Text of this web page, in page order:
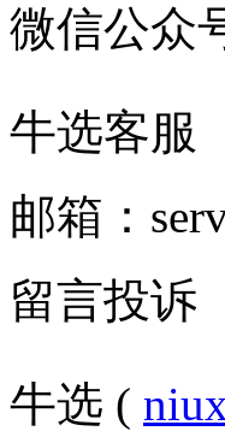
微信公众
牛选客服
邮箱：
留言投诉
牛选 (